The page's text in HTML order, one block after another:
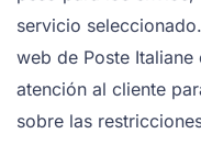
servicio
web de Poste
atención al cliente
sobre las